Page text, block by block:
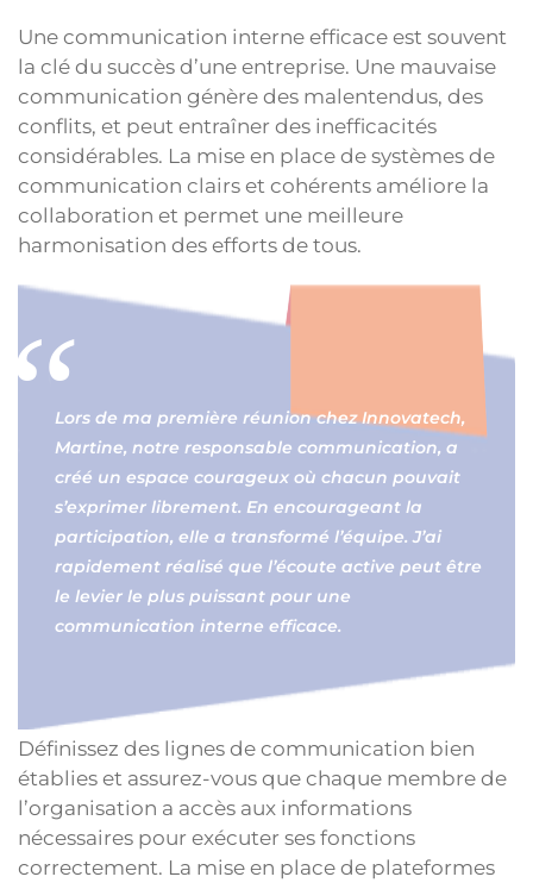
Une communication interne efficace est souvent
la clé du succès d’une entreprise. Une mauvaise
communication génère des malentendus, des
conflits, et peut entraîner des inefficacités
considérables. La mise en place de systèmes de
communication clairs et cohérents améliore la
collaboration et permet une meilleure
harmonisation des efforts de tous.
Lors de ma première réunion chez Innovatech,
Martine, notre responsable communication, a
créé un espace courageux où chacun pouvait
s’exprimer librement. En encourageant la
participation, elle a transformé l’équipe. J’ai
rapidement réalisé que l’écoute active peut être
le levier le plus puissant pour une
communication interne efficace.
Définissez des lignes de communication bien
établies et assurez-vous que chaque membre de
l’organisation a accès aux informations
nécessaires pour exécuter ses fonctions
correctement. La mise en place de plateformes